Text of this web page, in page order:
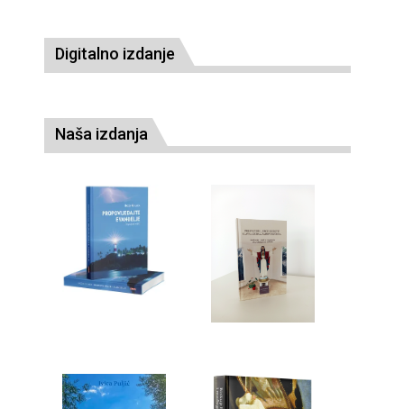
Digitalno izdanje
Naša izdanja